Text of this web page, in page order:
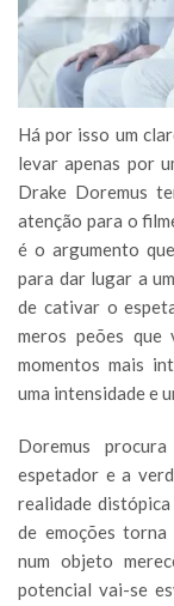
Há por isso um
levar apenas por
Drake Doremus
atenção para o
é o argumento
para dar lugar a
de cativar o
meros peões
momentos mais
uma intensidade e
Doremus
espetador e a
realidade
de emoções
num objeto
potencial vai-se